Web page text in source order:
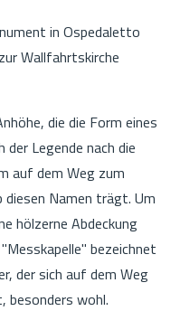
in Ospedaletto
Wallfahrtskirche
die die Form eines
Legende nach die
auf dem Weg zum
diesen Namen trägt. Um
hölzerne Abdeckung
bezeichnet
der sich auf dem Weg
besonders wohl.